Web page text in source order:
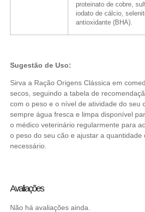
proteinato de cobre,
iodato de cálcio,
antioxidante (BHA).
Sugestão de Uso:
Sirva a Ração Origens Clássica em
secos, seguindo a tabela de
com o peso e o nível de atividade do seu
sempre água fresca e limpa disponível
o médico veterinário regularmente para
o peso do seu cão e ajustar a quantidade
necessário.
Avaliações
Não há avaliações ainda.